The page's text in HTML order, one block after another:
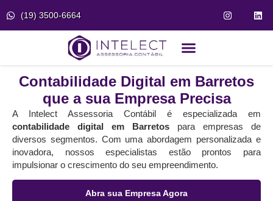
(19) 3500-6664
Contabilidade Digital em Barretos
que a sua Empresa Precisa
A Intelect Assessoria Contábil é especializada em
contabilidade digital em Barretos para empresas de
diversos segmentos. Com uma abordagem personalizada e
inovadora, nossos especialistas estão prontos para
impulsionar o crescimento do seu empreendimento.
Abra sua Empresa Agora